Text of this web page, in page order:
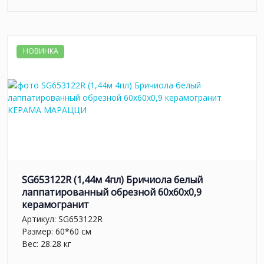
НОВИНКА
SG653122R (1,44м 4пл) Бричиола белый
лаппатированный обрезной 60x60x0,9
керамогранит
Артикул: SG653122R
Размер: 60*60 см
Вес: 28.28 кг